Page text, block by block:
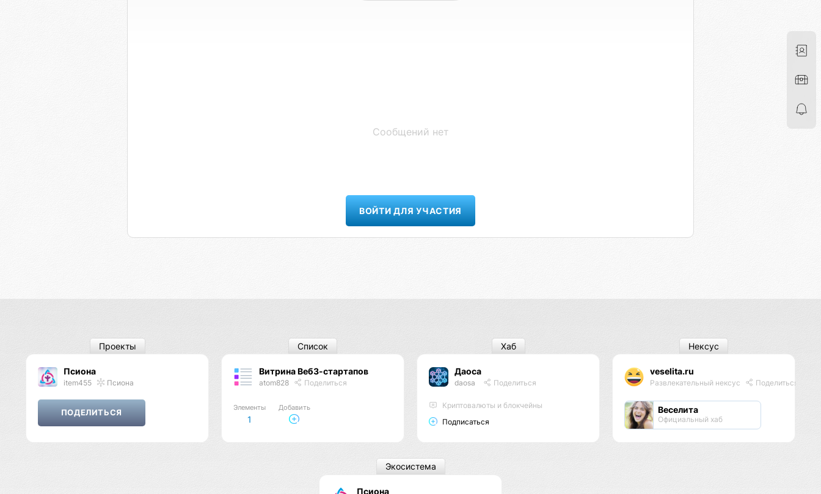
Сообщений нет
ВОЙТИ ДЛЯ УЧАСТИЯ
Псиона
item455 Псиона
Проекты
Витрина Веб3-стартапов
atom828 Поделиться
Элементы
1
Добавить
Список
Даоса
daosa Поделиться
Криптовалюты и блокчейны
Подписаться
Хаб
veselita.ru
Развлекательный нексус Поделиться
Веселита
Официальный хаб
Нексус
Псиона
Экосистема